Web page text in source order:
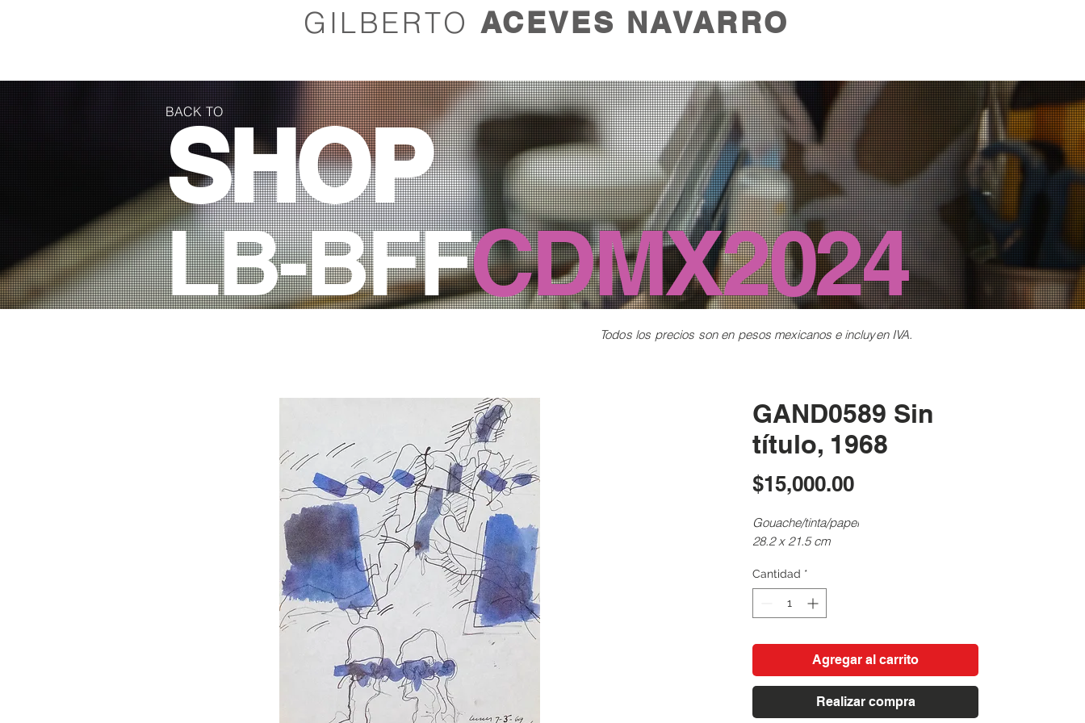
GILBERTO ACEVES NAVARRO
BACK TO
SHOP
LB-BFFCDMX2024
Todos los precios son en pesos mexicanos e incluyen IVA.
GAND0589 Sin
título, 1968
$15,000.00Precio
Gouache/tinta/papel
28.2 x 21.5 cm
Cantidad *
Agregar al carrito
Realizar compra